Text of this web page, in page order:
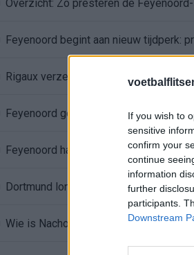
If you wish to
sensitive
confirm your
continue
information
further
participants.
Downstream
Overzicht: Zo presteren de
Feyenoord begint aan nieuw tijdperk:
Rigaux verzet meteen bergen bij
Feyenoord gebruikt Ajax-talenten voor
Feyenoord haakte al snel af: WK-
Wie is Nacho Ferri? Profiel van